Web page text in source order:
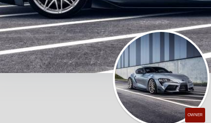
OWNER